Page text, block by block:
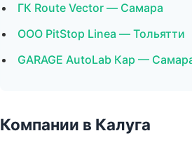
ГК Route Vector — Самара
ООО PitStop Linea — Тольятти
GARAGE AutoLab Кар —
Компании в Калуга